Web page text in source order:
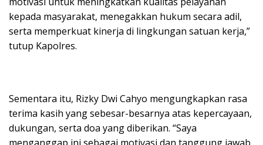
kepada masyarakat, menegakkan hukum secara adil,
serta memperkuat kinerja di lingkungan satuan kerja,”
tutup Kapolres.
Sementara itu, Rizky Dwi Cahyo mengungkapkan rasa
terima kasih yang sebesar-besarnya atas kepercayaan,
dukungan, serta doa yang diberikan. “Saya